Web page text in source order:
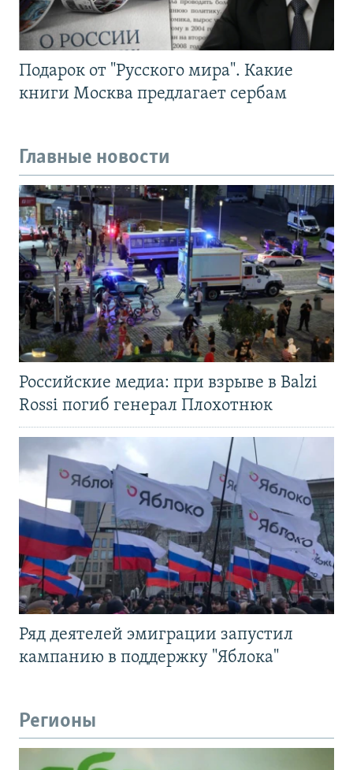
Подарок от "Русского мира". Какие
книги Москва предлагает сербам
Главные новости
Российские медиа: при взрыве в Balzi
Rossi погиб генерал Плохотнюк
Ряд деятелей эмиграции запустил
кампанию в поддержку "Яблока"
Регионы